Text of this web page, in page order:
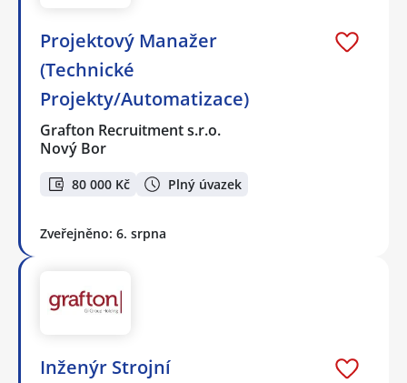
Projektový Manažer
(Technické
Projekty/Automatizace)
Grafton Recruitment s.r.o.
Nový Bor
80 000 Kč Plný úvazek
Zveřejněno: 6. srpna
Inženýr Strojní